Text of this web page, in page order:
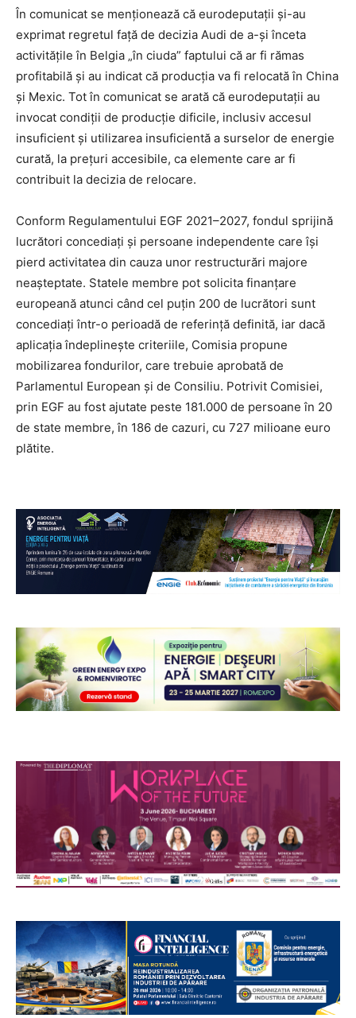
În comunicat se menționează că eurodeputații și-au
exprimat regretul față de decizia Audi de a-și înceta
activitățile în Belgia „în ciuda” faptului că ar fi rămas
profitabilă și au indicat că producția va fi relocată în China
și Mexic. Tot în comunicat se arată că eurodeputații au
invocat condiții de producție dificile, inclusiv accesul
insuficient și utilizarea insuficientă a surselor de energie
curată, la prețuri accesibile, ca elemente care ar fi
contribuit la decizia de relocare.
Conform Regulamentului EGF 2021–2027, fondul sprijină
lucrători concediați și persoane independente care își
pierd activitatea din cauza unor restructurări majore
neașteptate. Statele membre pot solicita finanțare
europeană atunci când cel puțin 200 de lucrători sunt
concediați într-o perioadă de referință definită, iar dacă
aplicația îndeplinește criteriile, Comisia propune
mobilizarea fondurilor, care trebuie aprobată de
Parlamentul European și de Consiliu. Potrivit Comisiei,
prin EGF au fost ajutate peste 181.000 de persoane în 20
de state membre, în 186 de cazuri, cu 727 milioane euro
plătite.